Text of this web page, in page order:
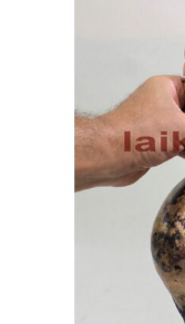
Υπενθύμιση
Χάσατε τον κωδικό σας